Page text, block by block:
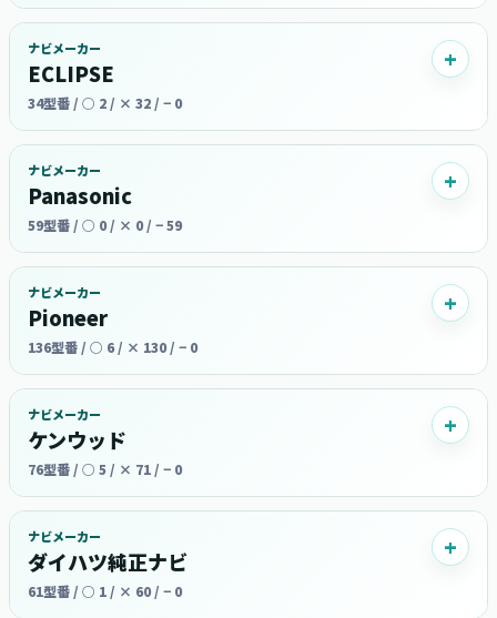
ナビメーカー
ECLIPSE
34型番 / ○ 2 / × 32 / − 0
ナビメーカー
Panasonic
59型番 / ○ 0 / × 0 / − 59
ナビメーカー
Pioneer
136型番 / ○ 6 / × 130 / − 0
ナビメーカー
ケンウッド
76型番 / ○ 5 / × 71 / − 0
ナビメーカー
ダイハツ純正ナビ
61型番 / ○ 1 / × 60 / − 0